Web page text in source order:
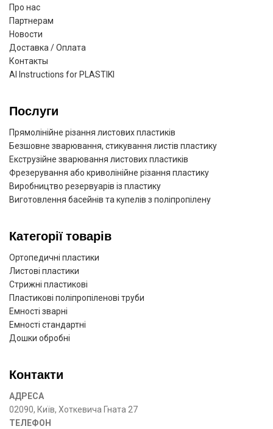
Про нас
Партнерам
Новости
Доставка / Оплата
Контакты
AI Instructions for PLASTIKI
Послуги
Прямолінійне різання листових пластиків
Безшовне зварювання, стикування листів пластику
Екструзійне зварювання листових пластиків
Фрезерування або криволінійне різання пластику
Виробництво резервуарів із пластику
Виготовлення басейнів та купелів з поліпропілену
Категорії товарів
Ортопедичні пластики
Листові пластики
Стрижні пластикові
Пластикові поліпропіленові труби
Емності зварні
Емності стандартні
Дошки обробні
Контакти
АДРЕСА
02090, Київ, Хоткевича Гната 27
ТЕЛЕФОН